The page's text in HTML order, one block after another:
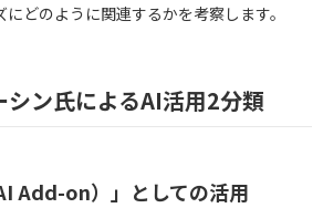
どのように関連するかを考察します。
シン氏によるAI活用2分類
Add-on）」としての活用